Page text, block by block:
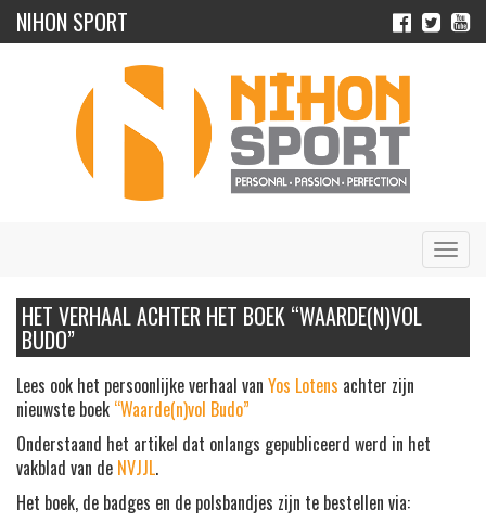
NIHON SPORT
HET VERHAAL ACHTER HET BOEK “WAARDE(N)VOL
BUDO”
Lees ook het persoonlijke verhaal van Yos Lotens achter zijn
nieuwste boek “Waarde(n)vol Budo”
Onderstaand het artikel dat onlangs gepubliceerd werd in het
vakblad van de NVJJL.
Het boek, de badges en de polsbandjes zijn te bestellen via: